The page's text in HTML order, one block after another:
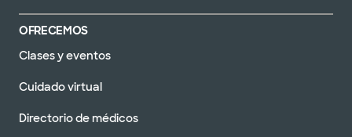
OFRECEMOS
Clases y eventos
Cuidado virtual
Directorio de médicos